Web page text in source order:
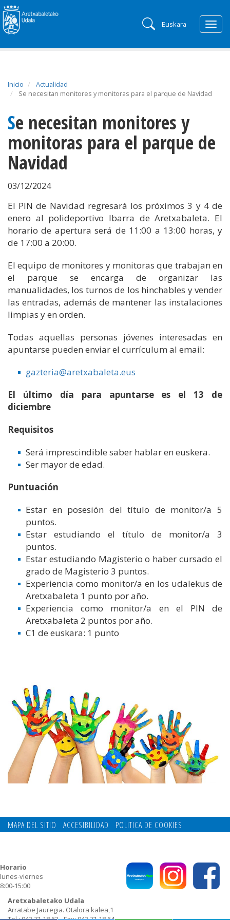
Euskara
Inicio
Actualidad
Se necesitan monitores y monitoras para el parque de Navidad
Se necesitan monitores y
monitoras para el parque de
Navidad
03/12/2024
El PIN de Navidad regresará los próximos 3 y 4 de
enero al polideportivo Ibarra de Aretxabaleta. El
horario de apertura será de 11:00 a 13:00 horas, y
de 17:00 a 20:00.
El equipo de monitores y monitoras que trabajan en
el parque se encarga de organizar las
manualidades, los turnos de los hinchables y vender
las entradas, además de mantener las instalaciones
limpias y en orden.
Todas aquellas personas jóvenes interesadas en
apuntarse pueden enviar el currículum al email:
gazteria@aretxabaleta.eus
El último día para apuntarse es el 13 de
diciembre
Requisitos
Será imprescindible saber hablar en euskera.
Ser mayor de edad.
Puntuación
Estar en posesión del título de monitor/a 5
puntos.
Estar estudiando el título de monitor/a 3
puntos.
Estar estudiando Magisterio o haber cursado el
grado de Magisterio 3 puntos.
Experiencia como monitor/a en los udalekus de
Aretxabaleta 1 punto por año.
Experiencia como monitor/a en el PIN de
Aretxabaleta 2 puntos por año.
C1 de euskara: 1 punto
MAPA DEL SITIO ACCESIBILIDAD
POLITICA DE COOKIES
Aretxabaletako Udala
Arratabe Jauregia. Otalora kalea,1
Horario
lunes-viernes
8:00-15:00